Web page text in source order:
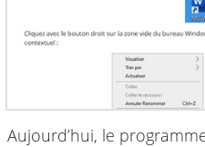
Aujourd’hui, le